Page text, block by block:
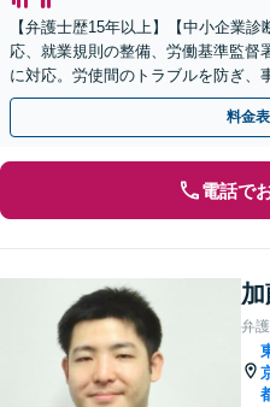
【弁護士歴15年以上】【中小企業
応、就業規則の整備、労働基準監督
に対応。労使間のトラブルを防ぎ、
護士にご相談ください。【セカンド
料金
電話で
弁